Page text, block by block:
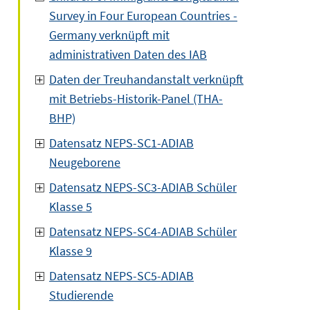
Survey in Four European Countries -
Germany verknüpft mit
administrativen Daten des IAB
Daten der Treuhandanstalt verknüpft
mit Betriebs-Historik-Panel (THA-
BHP)
Datensatz NEPS-SC1-ADIAB
Neugeborene
Datensatz NEPS-SC3-ADIAB Schüler
Klasse 5
Datensatz NEPS-SC4-ADIAB Schüler
Klasse 9
Datensatz NEPS-SC5-ADIAB
Studierende